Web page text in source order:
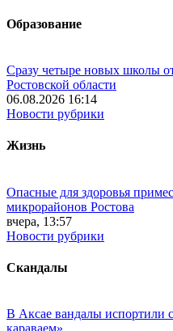
Образование
Сразу четыре новых школы
Ростовской области
06.08.2026 16:14
Новости рубрики
Жизнь
Опасные для здоровья
микрорайонов Ростова
вчера, 13:57
Новости рубрики
Скандалы
В Аксае вандалы испортили
караваем»